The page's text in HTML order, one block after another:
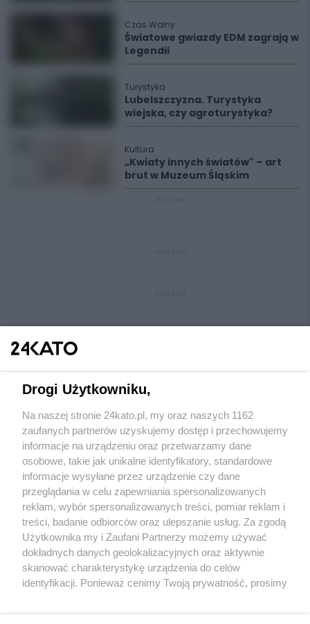
Czas Wolny
Światowe gwiazdy EDM zagrają w
Legendii
Turystyka
Lubelszczyzna. Turystyka
wiejska, czy agroturystyka?
Kultura
„Kwiaty innych światów" – art
brut w Muzeum Śląskim
Wydawca mediów lokalnych
Nie zapomnij
zapoznać się z:
polityką prywatności regulamin korzystania z portali
Twojemiasto
Piekary Śląskie
Chorzów
Tarnowskie Góry
Skontakuj sięz nami
Kontakt
Wydawca
Redakcja
Drogi Użytkowniku,
Na naszej stronie 24kato.pl, my oraz naszych 1162
zaufanych partnerów uzyskujemy dostęp i przechowujemy
informacje na urządzeniu oraz przetwarzamy dane
osobowe, takie jak unikalne identyfikatory, standardowe
informacje wysyłane przez urządzenie czy dane
przeglądania w celu zapewniania spersonalizowanych
reklam, wybór spersonalizowanych treści, pomiar reklam i
treści, badanie odbiorców oraz ulepszanie usług. Za zgodą
Użytkownika my i Zaufani Partnerzy możemy używać
dokładnych danych geolokalizacyjnych oraz aktywnie
skanować charakterystykę urządzenia do celów
identyfikacji. Ponieważ cenimy Twoją prywatność, prosimy